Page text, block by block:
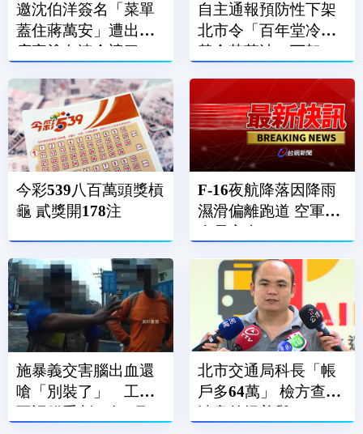
邀沈伯洋簽名「菜單
蓋住蔣萬安」遭出征
店家塗白漆全遮了
自主通報預防性下架
北市令「百年堂冷壓
黃金苦茶油」下架
今彩539八百萬頭獎槓
龜 貳獎開178注
F-16夜航降落因降雨
濕滑偏離跑道 空軍：
施暴義交害腦出血還
嗆「別裝了」 工人
不認錯重判10年4月
北市交通局科長「帳
戶多64萬」 檢方查貪
瀆意外揭善舉